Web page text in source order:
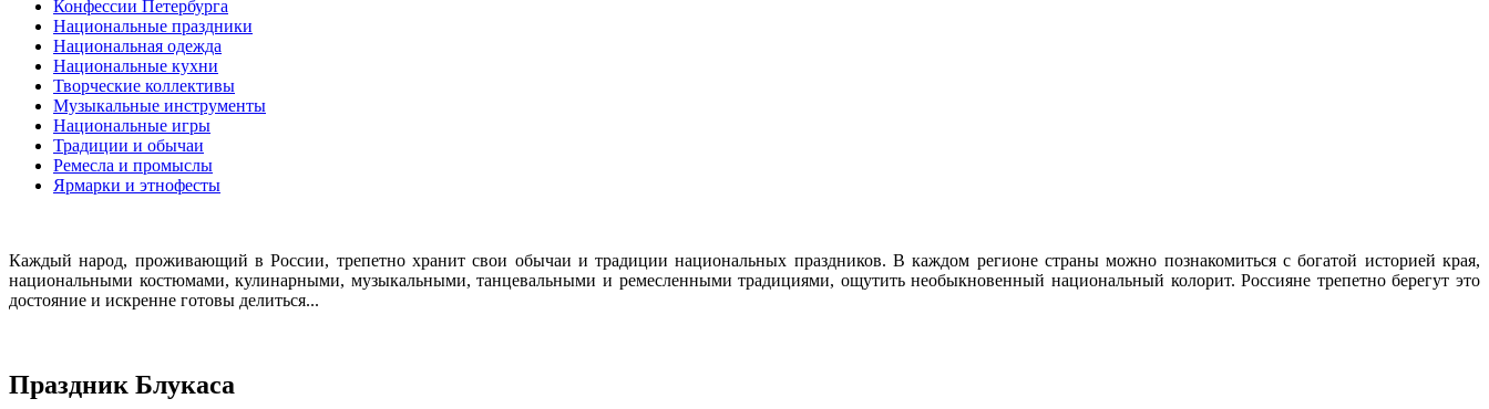
Конфессии Петербурга
Национальные праздники
Национальная одежда
Национальные кухни
Творческие коллективы
Музыкальные инструменты
Национальные игры
Традиции и обычаи
Ремесла и промыслы
Ярмарки и этнофесты
Каждый народ, проживающий в России, трепетно хранит свои обычаи и традиции национальных праздников. В каждом регионе страны можно познакомиться с богатой историей края,
национальными костюмами, кулинарными, музыкальными, танцевальными и ремесленными традициями, ощутить необыкновенный национальный колорит. Россияне трепетно берегут это
достояние и искренне готовы делиться...
Праздник Блукаса